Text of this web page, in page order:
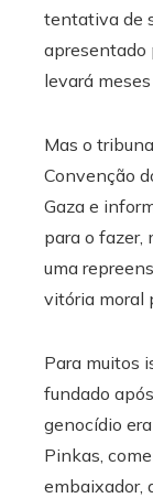
tentativa de
apresentado
levará
Mas o
Convenção
Gaza e
para o fazer,
uma
vitória moral
Para muitos
fundado
genocídio
Pinkas,
embaixador,